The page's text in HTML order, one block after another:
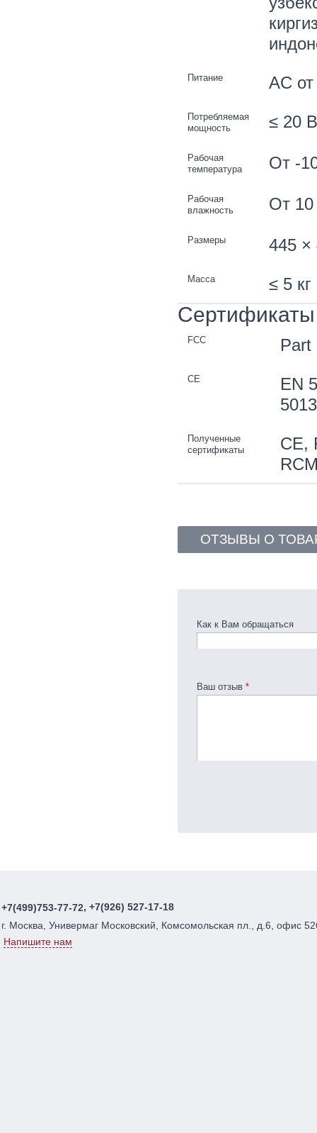
Питание AC
Потребляемая
мощность
≤ 20
Рабочая
температура
От -
Рабочая
влажность
От 10
Размеры 445
Масса ≤ 5
Сертификаты
FCC Part
CE
EN
Полученные
сертификаты
CE,
ОТЗЫВЫ О
Как к Вам обращаться
Ваш отзыв *
+7(499)753-77-72, +7(926) 527-17-18
г. Москва, Универмаг Московский, Комсомольская пл., д.6, офис
Напишите нам